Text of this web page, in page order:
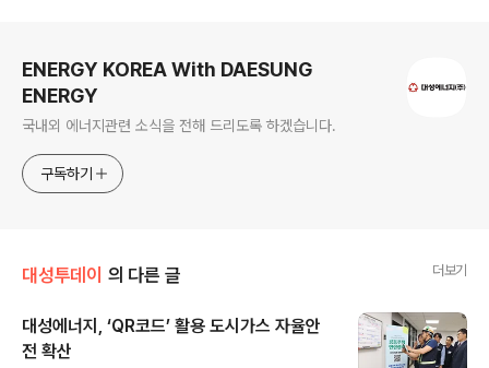
ENERGY KOREA With DAESUNG
ENERGY
국내외 에너지관련 소식을 전해 드리도록 하겠습니다.
구독하기
대성투데이 의 다른 글 더보기
대성에너지, ‘QR코드’ 활용 도시가스 자율안
전 확산